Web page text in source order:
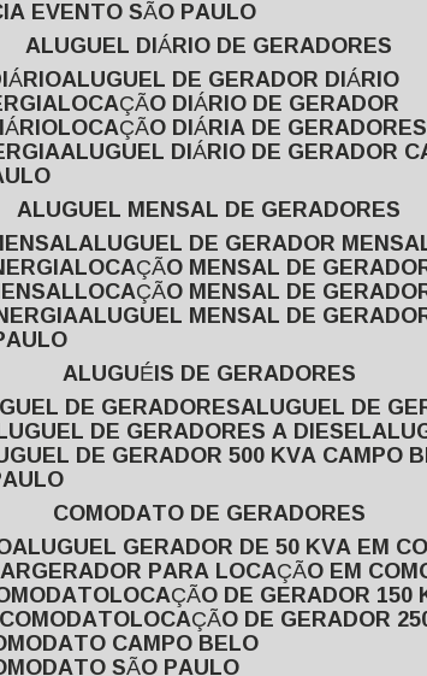
EVENTO SÃO PAULO
ALUGUEL DIÁRIO DE GERADORES
ALUGUEL DE GERADOR DIÁRIO
LOCAÇÃO DIÁRIO DE GERADOR
LOCAÇÃO DIÁRIA DE GERADORES
ALUGUEL DIÁRIO DE GERADOR
ALUGUEL MENSAL DE GERADORES
ALUGUEL DE GERADOR
LOCAÇÃO MENSAL DE
LOCAÇÃO MENSAL DE
ALUGUEL MENSAL DE
ALUGUÉIS DE GERADORES
DE GERADORES ALUGUEL DE
DE GERADORES A DIESEL
DE GERADOR 500 KVA CAMPO
COMODATO DE GERADORES
ALUGUEL GERADOR DE 50 KVA EM
GERADOR PARA LOCAÇÃO EM
LOCAÇÃO DE GERADOR
LOCAÇÃO DE GERADOR
CAMPO BELO
SÃO PAULO